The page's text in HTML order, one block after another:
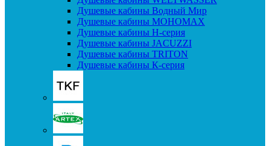
Душевые кабины Водный Мир
Душевые кабины МОНОМАХ
Душевые кабины H-серия
Душевые кабины JACUZZI
Душевые кабины TRITON
Душевые кабины К-серия